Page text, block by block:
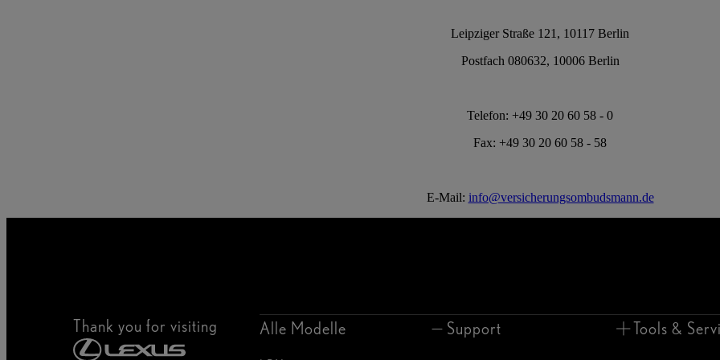
Leipziger Straße 121, 10117 Berlin
Postfach 080632, 10006 Berlin
Telefon: +49 30 20 60 58 - 0
Fax: +49 30 20 60 58 - 58
E-Mail: info@versicherungsombudsmann.de
Thank you for visiting Alle Modelle Support Tools &